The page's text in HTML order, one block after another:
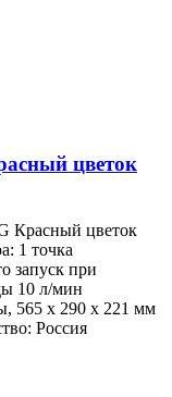
цветок
Красный цветок
1 точка
запуск при
10 л/мин
565 х 290 х 221 мм
Россия